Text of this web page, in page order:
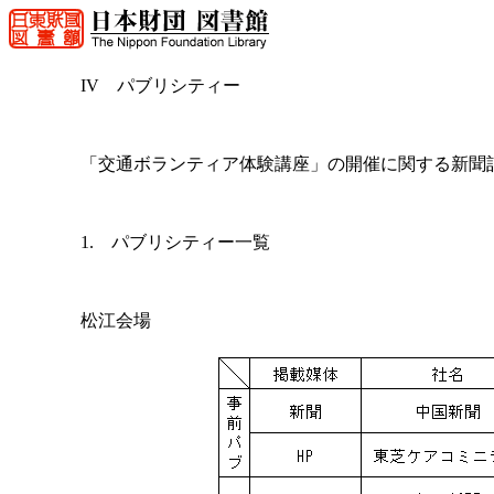
IV パブリシティー
「交通ボランティア体験講座」の開催に関する新
1. パブリシティー一覧
松江会場